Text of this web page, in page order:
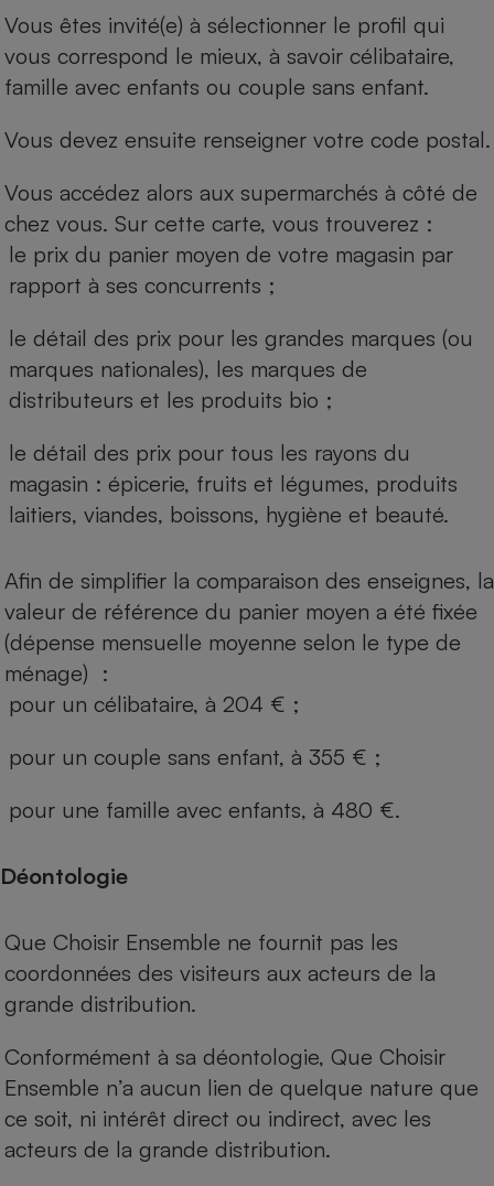
Vous êtes invité(e) à sélectionner le profil qui
vous correspond le mieux, à savoir célibataire,
famille avec enfants ou couple sans enfant.
Vous devez ensuite renseigner votre code postal.
Vous accédez alors aux supermarchés à côté de
chez vous. Sur cette carte, vous trouverez :
le prix du panier moyen de votre magasin par
rapport à ses concurrents ;
le détail des prix pour les grandes marques (ou
marques nationales), les marques de
distributeurs et les produits bio ;
le détail des prix pour tous les rayons du
magasin : épicerie, fruits et légumes, produits
laitiers, viandes, boissons, hygiène et beauté.
Afin de simplifier la comparaison des enseignes, la
valeur de référence du panier moyen a été fixée
(dépense mensuelle moyenne selon le type de
ménage) :
pour un célibataire, à 204 € ;
pour un couple sans enfant, à 355 € ;
pour une famille avec enfants, à 480 €.
Déontologie
Que Choisir Ensemble ne fournit pas les
coordonnées des visiteurs aux acteurs de la
grande distribution.
Conformément à sa déontologie, Que Choisir
Ensemble n’a aucun lien de quelque nature que
ce soit, ni intérêt direct ou indirect, avec les
acteurs de la grande distribution.